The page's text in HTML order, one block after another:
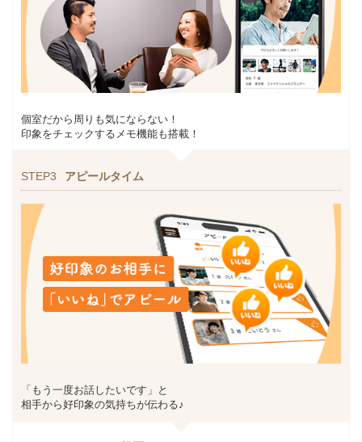
個室だから周りも気にならない！
印象をチェックするメモ機能も搭載！
STEP3 アピールタイム
「もう一度お話したいです」と
相手から好印象の気持ちが伝わる♪